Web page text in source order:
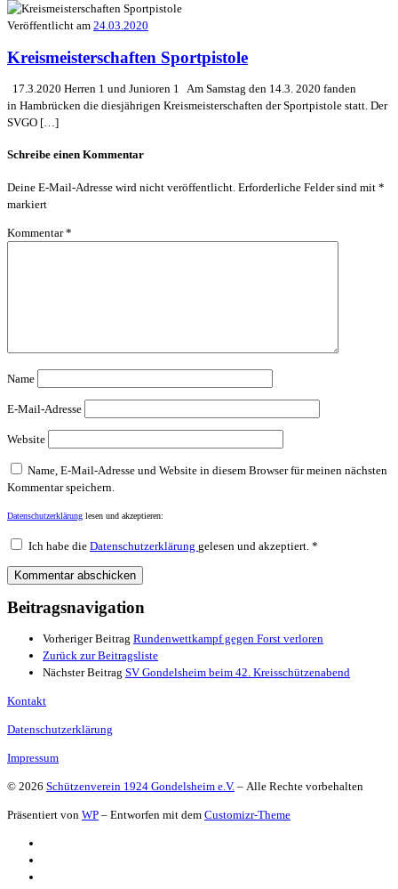
Veröffentlicht am 24.03.2020
Kreismeisterschaften Sportpistole
17.3.2020 Herren 1 und Junioren 1 Am Samstag den 14.3. 2020 fanden
in Hambrücken die diesjährigen Kreismeisterschaften der Sportpistole statt. Der
SVGO […]
Schreibe einen Kommentar
Deine E-Mail-Adresse wird nicht veröffentlicht. Erforderliche Felder sind mit *
markiert
Kommentar*
Name
E-Mail-Adresse
Website
Name, E-Mail-Adresse und Website in diesem Browser für meinen nächsten
Kommentar speichern.
Datenschutzerklärung lesen und akzeptieren:
Ich habe die Datenschutzerklärung gelesen und akzeptiert. *
Beitragsnavigation
Vorheriger Beitrag Rundenwettkampf gegen Forst verloren
Zurück zur Beitragsliste
Nächster Beitrag SV Gondelsheim beim 42. Kreisschützenabend
Kontakt
Datenschutzerklärung
Impressum
© 2026 Schützenverein 1924 Gondelsheim e.V. – Alle Rechte vorbehalten
Präsentiert von WP – Entworfen mit dem Customizr-Theme